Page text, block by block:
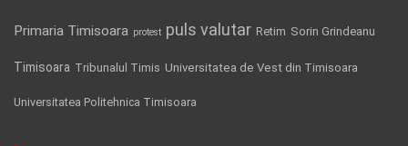
Primaria Timisoara protest puls valutar Retim Sorin Grindeanu
Timisoara Tribunalul Timis Universitatea de Vest din Timisoara
Universitatea Politehnica Timisoara